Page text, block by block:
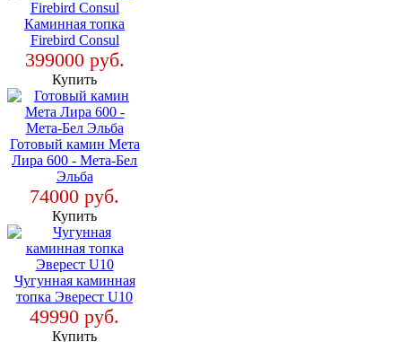
Каминная топка
Firebird Consul
399000 руб.
Купить
Готовый камин Мета
Лира 600 - Мета-Бел
Эльба
74000 руб.
Купить
Чугунная каминная
топка Эверест U10
49990 руб.
Купить